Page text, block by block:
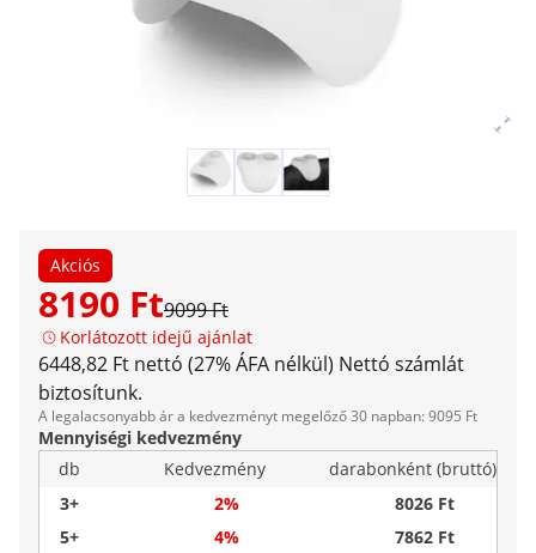
Akciós
8190 Ft9099 Ft
Korlátozott idejű ajánlat
6448,82 Ft nettó (27% ÁFA nélkül) Nettó számlát
biztosítunk.
A legalacsonyabb ár a kedvezményt megelőző 30 napban: 9095 Ft
Mennyiségi kedvezmény
db
Kedvezmény
darabonként (bruttó)
3+
2%
8026 Ft
5+
4%
7862 Ft